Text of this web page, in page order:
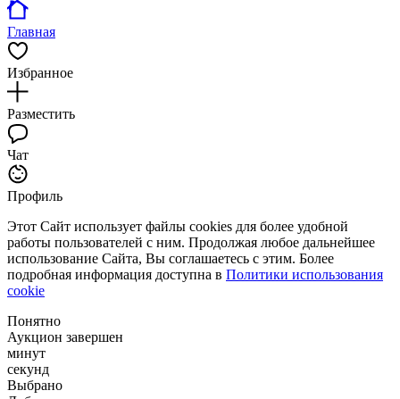
Главная
Избранное
Разместить
Чат
Профиль
Этот Сайт использует файлы cookies для более удобной
работы пользователей с ним. Продолжая любое дальнейшее
использование Сайта, Вы соглашаетесь с этим. Более
подробная информация доступна в Политики использования
cookie
Понятно
Аукцион завершен
минут
секунд
Выбрано